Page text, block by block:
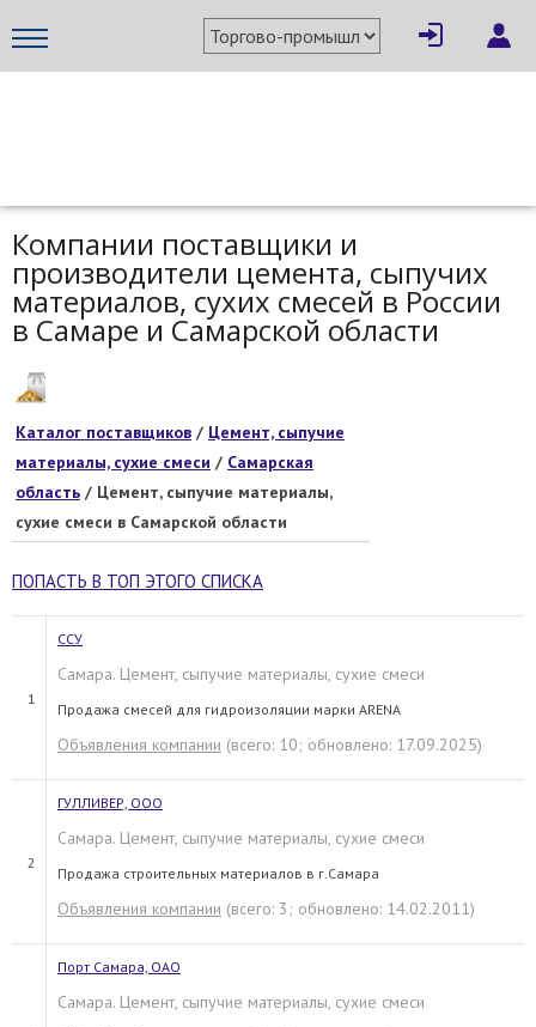
Компании поставщики и
производители цемента, сыпучих
материалов, сухих смесей в России
в Самаре и Самарской области
Каталог поставщиков / Цемент, сыпучие
материалы, сухие смеси / Самарская
область / Цемент, сыпучие материалы,
сухие смеси в Самарской области
ПОПАСТЬ В ТОП ЭТОГО СПИСКА
1
ССУ
Самара. Цемент, сыпучие материалы, сухие смеси
Продажа смесей для гидроизоляции марки ARENA
Объявления компании (всего: 10; обновлено: 17.09.2025)
2
ГУЛЛИВЕР, ООО
Самара. Цемент, сыпучие материалы, сухие смеси
Продажа строительных материалов в г.Самара
Объявления компании (всего: 3; обновлено: 14.02.2011)
Порт Самара, ОАО
Самара. Цемент, сыпучие материалы, сухие смеси